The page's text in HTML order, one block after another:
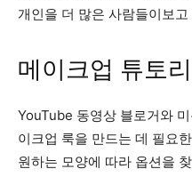
개인을 더 많은 사람들이보
메이크업 튜토
YouTube 동영상 블로거와
이크업 룩을 만드는 데 필요
원하는 모양에 따라 옵션을